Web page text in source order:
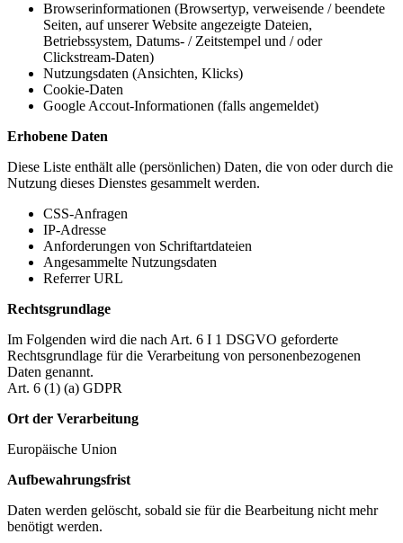
Browserinformationen (Browsertyp, verweisende / beendete
Seiten, auf unserer Website angezeigte Dateien,
Betriebssystem, Datums- / Zeitstempel und / oder
Clickstream-Daten)
Nutzungsdaten (Ansichten, Klicks)
Cookie-Daten
Google Accout-Informationen (falls angemeldet)
Erhobene Daten
Diese Liste enthält alle (persönlichen) Daten, die von oder durch die
Nutzung dieses Dienstes gesammelt werden.
CSS-Anfragen
IP-Adresse
Anforderungen von Schriftartdateien
Angesammelte Nutzungsdaten
Referrer URL
Rechtsgrundlage
Im Folgenden wird die nach Art. 6 I 1 DSGVO geforderte
Rechtsgrundlage für die Verarbeitung von personenbezogenen
Daten genannt.
Art. 6 (1) (a) GDPR
Ort der Verarbeitung
Europäische Union
Aufbewahrungsfrist
Daten werden gelöscht, sobald sie für die Bearbeitung nicht mehr
benötigt werden.